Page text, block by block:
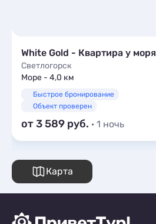
White Gold - Квартира у моря
Светлогорск
Море - 4,0 км
Быстрое бронирование
Объект проверен
от 3 589 · 1 ночь
Карта